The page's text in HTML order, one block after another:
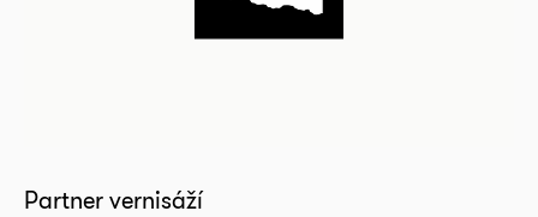
Partner vernisáží